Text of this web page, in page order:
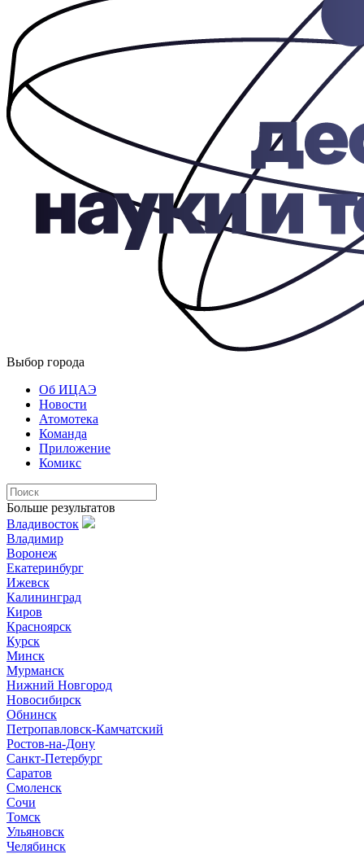
Выбор города
Об ИЦАЭ
Новости
Атомотека
Команда
Приложение
Комикс
Больше результатов
Владивосток
Владимир
Воронеж
Екатеринбург
Ижевск
Калининград
Киров
Красноярск
Курск
Минск
Мурманск
Нижний Новгород
Новосибирск
Обнинск
Петропавловск-Камчатский
Ростов-на-Дону
Санкт-Петербург
Саратов
Смоленск
Сочи
Томск
Ульяновск
Челябинск